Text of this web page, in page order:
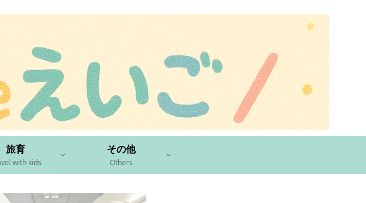
旅育
with kids
その他
Others